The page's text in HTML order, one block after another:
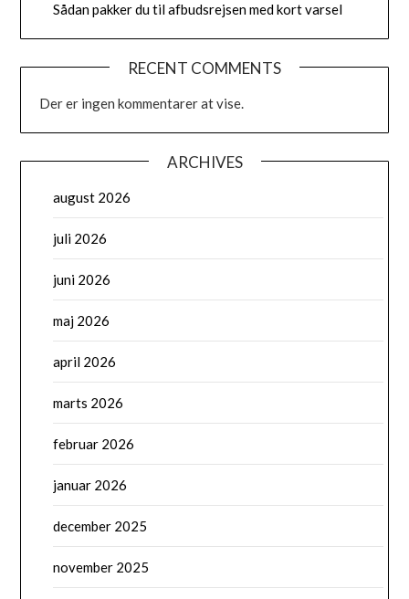
Sådan pakker du til afbudsrejsen med kort varsel
RECENT COMMENTS
Der er ingen kommentarer at vise.
ARCHIVES
august 2026
juli 2026
juni 2026
maj 2026
april 2026
marts 2026
februar 2026
januar 2026
december 2025
november 2025